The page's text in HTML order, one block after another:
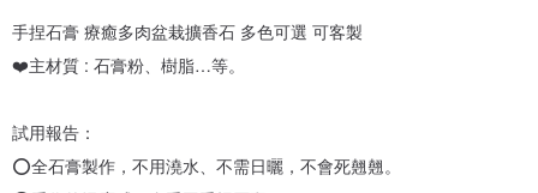
手捏石膏 療癒多肉盆栽擴香石 多色可選 可客製
❤️主材質 : 石膏粉、樹脂…等。
試用報告：
⭕全石膏製作，不用澆水、不需日曬，不會死翹翹。